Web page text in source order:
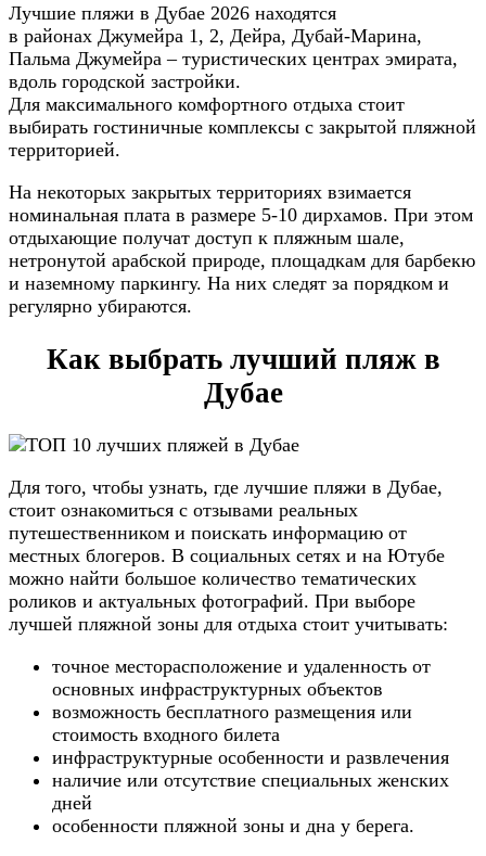
Лучшие пляжи в Дубае 2026 находятся
в районах Джумейра 1, 2, Дейра, Дубай-Марина,
Пальма Джумейра – туристических центрах эмирата,
вдоль городской застройки.
Для максимального комфортного отдыха стоит
выбирать гостиничные комплексы с закрытой пляжной
территорией.
На некоторых закрытых территориях взимается
номинальная плата в размере 5-10 дирхамов. При этом
отдыхающие получат доступ к пляжным шале,
нетронутой арабской природе, площадкам для барбекю
и наземному паркингу. На них следят за порядком и
регулярно убираются.
Как выбрать лучший пляж в
Дубае
Для того, чтобы узнать, где лучшие пляжи в Дубае,
стоит ознакомиться с отзывами реальных
путешественником и поискать информацию от
местных блогеров. В социальных сетях и на Ютубе
можно найти большое количество тематических
роликов и актуальных фотографий. При выборе
лучшей пляжной зоны для отдыха стоит учитывать:
точное месторасположение и удаленность от
основных инфраструктурных объектов
возможность бесплатного размещения или
стоимость входного билета
инфраструктурные особенности и развлечения
наличие или отсутствие специальных женских
дней
особенности пляжной зоны и дна у берега.